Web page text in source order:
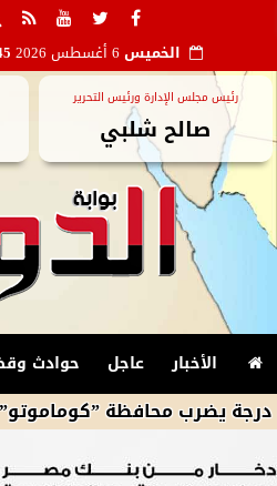
الخميس
رئيس مجلس الإدارة ورئيس التحرير
صالح شلبي
الأخبار عاجل حوادث